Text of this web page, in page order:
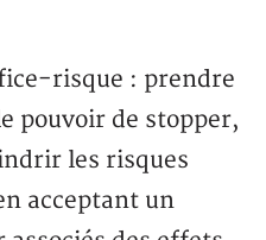
risque : prendre
pouvoir de stopper,
les risques
acceptant un